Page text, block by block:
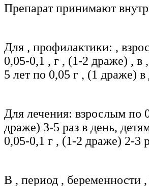
Препарат принимают
Для , профилактики: ,
0,05-0,1 , г , (1-2 драже) , в ,
5 лет по 0,05 г , (1 драже) в
Для лечения: взрослым по
драже) 3-5 раз в день,
0,05-0,1 г , (1-2 драже) 2-3
В , период , беременности ,